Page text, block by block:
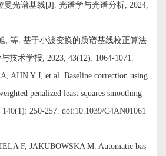
曼光谱基线[J]. 光谱学与光谱分析, 2024,
, 等. 基于小波变换的质谱基线校正算法
技术学报, 2023, 43(12): 1064-1071.
AHN Y J, et al. Baseline correction using
penalized least squares smoothing
250-257. doi:10.1039/C4AN01061
F, JAKUBOWSKA M. Automatic bas